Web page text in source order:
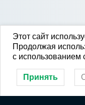
Этот сайт
Продолжая
с использованием
Принять